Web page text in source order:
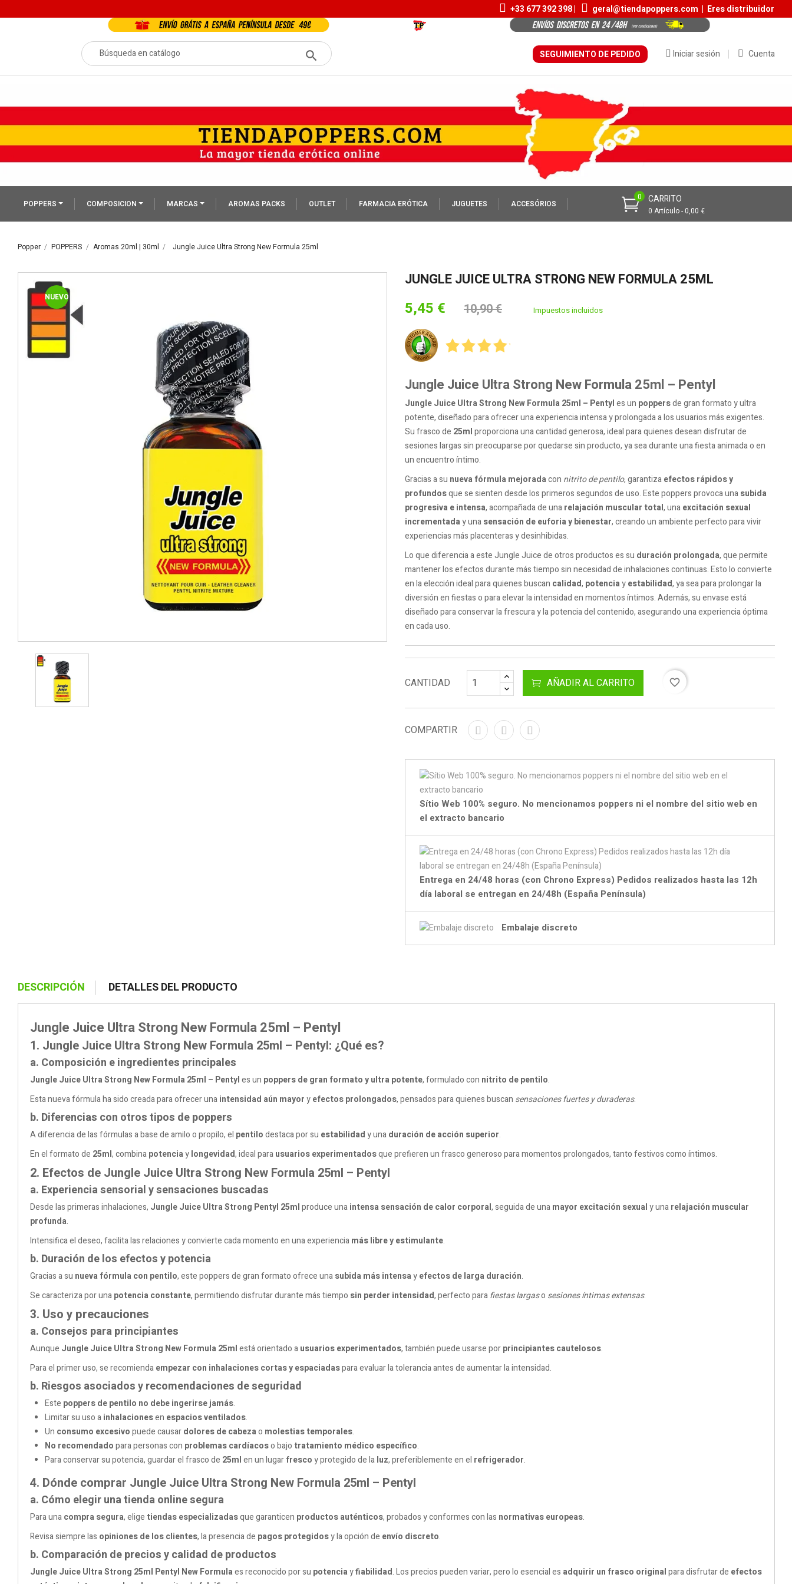
+33 677 392 398 | geral@tiendapoppers.com | Eres distribuidor
Cuenta
Iniciar sesión
SEGUIMIENTO DE PEDIDO
CARRITO
0 Artículo - 0,00 €
0
POPPERS COMPOSICION MARCAS AROMAS PACKS OUTLET FARMACIA ERÓTICA JUGUETES ACCESÓRIOS
Popper POPPERS Aromas 20ml | 30ml Jungle Juice Ultra Strong New Formula 25ml
NUEVO
JUNGLE JUICE ULTRA STRONG NEW FORMULA 25ML
5,45 € 10,90 € Impuestos incluidos
Jungle Juice Ultra Strong New Formula 25ml – Pentyl
Jungle Juice Ultra Strong New Formula 25ml – Pentyles un poppersde gran formato y ultra
potente, diseñado para ofrecer una experiencia intensa y prolongada a los usuarios más exigentes.
Su frasco de 25mlproporciona una cantidad generosa, ideal para quienes desean disfrutar de
sesiones largas sin preocuparse por quedarse sin producto, ya sea durante una fiesta animada o en
un encuentro íntimo.
Gracias a su nueva fórmula mejoradacon nitrito de pentilo, garantizaefectos rápidos y
profundosque se sienten desde los primeros segundos de uso. Este poppers provoca unasubida
progresiva e intensa, acompañada de unarelajación muscular total, unaexcitación sexual
incrementaday unasensación de euforia y bienestar, creando un ambiente perfecto para vivir
experiencias más placenteras y desinhibidas.
Lo que diferencia a este Jungle Juice de otros productos es su duración prolongada, que permite
mantener los efectos durante más tiempo sin necesidad de inhalaciones continuas. Esto lo convierte
en la elección ideal para quienes buscan calidad, potenciayestabilidad, ya sea para prolongar la
diversión en fiestas o para elevar la intensidad en momentos íntimos. Además, su envase está
diseñado para conservar la frescura y la potencia del contenido, asegurando una experiencia óptima
en cada uso.
CANTIDAD AÑADIR AL CARRITO favorite_border
COMPARTIR
Sítio Web 100% seguro. No mencionamos poppers ni el nombre del sitio web en
el extracto bancario
Entrega en 24/48 horas (con Chrono Express) Pedidos realizados hasta las 12h
día laboral se entregan en 24/48h (España Península)
Embalaje discreto
DESCRIPCIÓN DETALLES DEL PRODUCTO
Jungle Juice Ultra Strong New Formula 25ml – Pentyl
1. Jungle Juice Ultra Strong New Formula 25ml – Pentyl: ¿Qué es?
a. Composición e ingredientes principales
Jungle Juice Ultra Strong New Formula 25ml – Pentyles un poppers de gran formato y ultra potente, formulado con nitrito de pentilo.
Esta nueva fórmula ha sido creada para ofrecer unaintensidad aún mayoryefectos prolongados, pensados para quienes buscan sensaciones fuertes y duraderas.
b. Diferencias con otros tipos de poppers
A diferencia de las fórmulas a base de amilo o propilo, el pentilodestaca por su estabilidady unaduración de acción superior.
En el formato de 25ml, combinapotenciaylongevidad, ideal parausuarios experimentadosque prefieren un frasco generoso para momentos prolongados, tanto festivos como íntimos.
2. Efectos de Jungle Juice Ultra Strong New Formula 25ml – Pentyl
a. Experiencia sensorial y sensaciones buscadas
Desde las primeras inhalaciones, Jungle Juice Ultra Strong Pentyl 25mlproduce unaintensa sensación de calor corporal, seguida de unamayor excitación sexualy unarelajación muscular
profunda.
Intensifica el deseo, facilita las relaciones y convierte cada momento en una experienciamás libre y estimulante.
b. Duración de los efectos y potencia
Gracias a su nueva fórmula con pentilo, este poppers de gran formato ofrece unasubida más intensayefectos de larga duración.
Se caracteriza por unapotencia constante, permitiendo disfrutar durante más tiempo sin perder intensidad, perfecto parafiestas largaso sesiones íntimas extensas.
3. Uso y precauciones
a. Consejos para principiantes
Aunque Jungle Juice Ultra Strong New Formula 25mlestá orientado ausuarios experimentados, también puede usarse porprincipiantes cautelosos.
Para el primer uso, se recomiendaempezar con inhalaciones cortas y espaciadaspara evaluar la tolerancia antes de aumentar la intensidad.
b. Riesgos asociados y recomendaciones de seguridad
Este poppers de pentilo no debe ingerirse jamás.
Limitar su uso ainhalacionesen espacios ventilados.
Un consumo excesivopuede causardolores de cabezao molestias temporales.
No recomendadopara personas con problemas cardíacoso bajo tratamiento médico específico.
Para conservar su potencia, guardar el frasco de 25mlen un lugarfrescoy protegido de laluz, preferiblemente en el refrigerador.
4. Dónde comprar Jungle Juice Ultra Strong New Formula 25ml – Pentyl
a. Cómo elegir una tienda online segura
Para unacompra segura, elige tiendas especializadasque garanticen productos auténticos, probados y conformes con las normativas europeas.
Revisa siempre las opiniones de los clientes, la presencia de pagos protegidosy la opción de envío discreto.
b. Comparación de precios y calidad de productos
Jungle Juice Ultra Strong 25ml Pentyl New Formulaes reconocido por su potenciayfiabilidad. Los precios pueden variar, pero lo esencial es adquirir un frasco originalpara disfrutar de efectos